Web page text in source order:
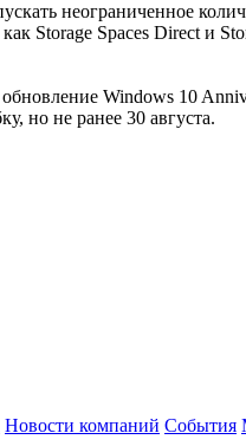
неограниченное
Storage Spaces Direct и
Windows 10
но не ранее 30 августа.
Новости компаний События